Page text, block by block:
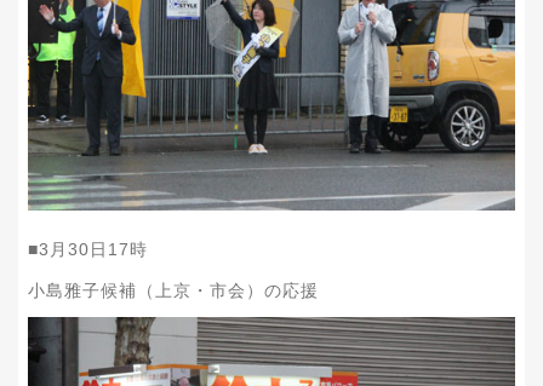
■3 月 30日 17時
小島雅子候補（上京・市会）の応援